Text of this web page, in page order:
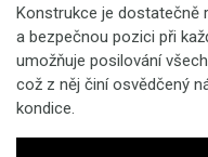
Konstrukce je dostatečně
a bezpečnou pozici při
umožňuje posilování
což z něj činí osvědčený
kondice.